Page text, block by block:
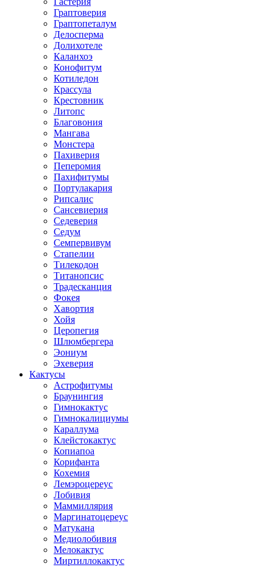
Граптоверия
Граптопеталум
Делосперма
Долихотеле
Каланхоэ
Конофитум
Котиледон
Крассула
Крестовник
Литопс
Благовония
Мангава
Монстера
Пахиверия
Пеперомия
Пахифитумы
Портулакария
Рипсалис
Сансевиерия
Седеверия
Седум
Семпервивум
Стапелии
Тилекодон
Титанопсис
Традесканция
Фокея
Хавортия
Хойя
Церопегия
Шлюмбергера
Эониум
Эхеверия
Кактусы
Астрофитумы
Браунингия
Гимнокактус
Гимнокалициумы
Караллума
Клейстокактус
Копиапоа
Корифанта
Кохемия
Лемэроцереус
Лобивия
Маммиллярия
Маргинатоцереус
Матукана
Медиолобивия
Мелокактус
Миртиллокактус